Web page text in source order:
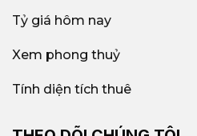
Tỷ giá hôm nay
Xem phong thuỷ
Tính diện tích thuê